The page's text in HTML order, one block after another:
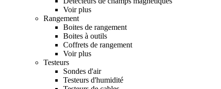
Voir plus
Rangement
Boites de rangement
Boites à outils
Coffrets de rangement
Voir plus
Testeurs
Sondes d'air
Testeurs d'humidité